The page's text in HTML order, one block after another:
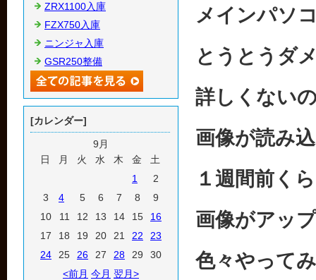
メインパソ
とうとうダ
詳しくない
画像が読み
１週間前く
画像がアッ
色々やって
ZRX1100入庫
FZX750入庫
ニンジャ入庫
GSR250整備
[カレンダー]
9月
日
月 火 水 木 金
土
1
2
3
4 5 6 7 8
9
10
11 12 13 14 15
16
17
18 19 20 21 22
23
24
25 26 27 28 29
30
<前月 今月 翌月>